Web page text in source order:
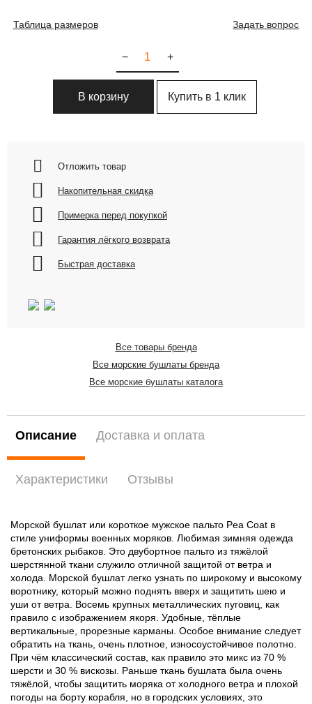
Таблица размеров Задать вопрос
+
−
В корзину Купить в 1 клик
Отложить товар
Накопительная скидка
Примерка перед покупкой
Гарантия лёгкого возврата
Быстрая доставка
Все товары бренда
Все морские бушлаты бренда
Все морские бушлаты каталога
Описание Доставка и оплата
Характеристики Отзывы
Mорской бушлат или короткое мужское пальто Pea Coat в
стиле униформы военных моряков. Любимая зимняя одежда
бретонских рыбаков. Это двубортное пальто из тяжёлой
шерстянной ткани служило отличной защитой от ветра и
холода. Морской бушлат легко узнать по широкому и высокому
воротнику, который можно поднять вверх и защитить шею и
уши от ветра. Восемь крупных металлических пуговиц, как
правило с изображением якоря. Удобные, тёплые
вертикальные, прорезные карманы. Особое внимание следует
обратить на ткань, очень плотное, износоустойчивое полотно.
При чём классический состав, как правило это микс из 70 %
шерсти и 30 % вискозы. Раньше ткань бушлата была очень
тяжёлой, чтобы защитить моряка от холодного ветра и плохой
погоды на борту корабля, но в городских условиях, это